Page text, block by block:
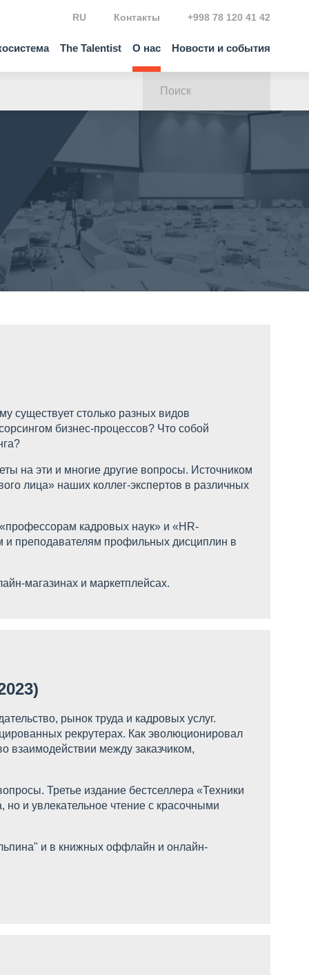
The Talentist О нас Новости и события
RU Контакты +998 78 120 41 42
существует столько разных видов
бизнес-процессов? Что собой
на эти и многие другие вопросы. Источником
лица» наших коллег-экспертов в различных
кадровых наук» и «HR-
преподавателям профильных дисциплин в
магазинах и маркетплейсах.
рынок труда и кадровых услуг.
рекрутерах. Как эволюционировал
взаимодействии между заказчиком,
Третье издание бестселлера «Техники
и увлекательное чтение с красочными
и в книжных оффлайн и онлайн-